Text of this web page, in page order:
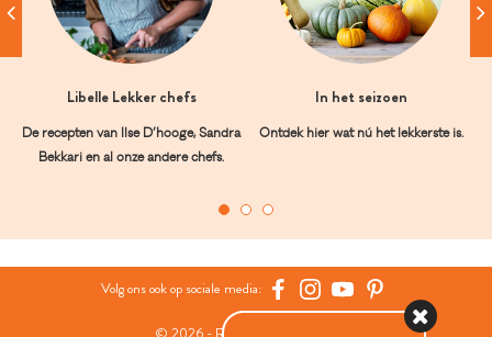
Libelle Lekker chefs
De recepten van Ilse D’hooge, Sandra
Bekkari en al onze andere chefs.
In het seizoen
Ontdek hier wat nú het lekkerste is.
Volg ons ook op sociale media: